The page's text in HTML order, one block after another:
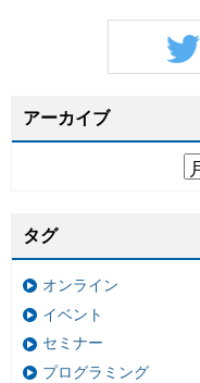
アーカイブ
タグ
オンライン
イベント
セミナー
プログラミング